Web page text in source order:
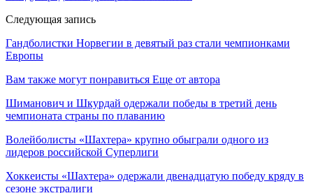
Следующая запись
Гандболистки Норвегии в девятый раз стали чемпионками
Европы
Вам также могут понравиться Еще от автора
Шиманович и Шкурдай одержали победы в третий день
чемпионата страны по плаванию
Волейболисты «Шахтера» крупно обыграли одного из
лидеров российской Суперлиги
Хоккеисты «Шахтера» одержали двенадцатую победу кряду в
сезоне экстралиги